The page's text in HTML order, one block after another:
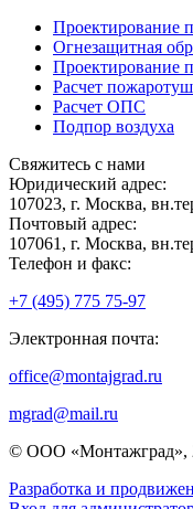
Проектирование
Огнезащитная
Проектирование
Расчет
Расчет ОПС
Подпор воздуха
Свяжитесь с нами
Юридический адрес:
107023, г. Москва,
Почтовый адрес:
107061, г. Москва,
Телефон и факс:
+7 (495) 775 75-97
Электронная почта:
office@montajgrad.ru
mgrad@mail.ru
© ООО «Монтажград»,
Разработка и